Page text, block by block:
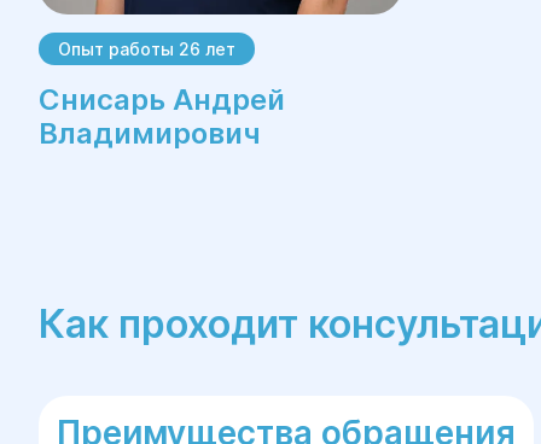
Опыт работы 26 лет
Снисарь Андрей
Владимирович
Как проходит
Преимущества обращения